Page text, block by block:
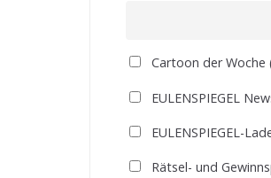
Cartoon der Woche
EULENSPIEGEL
EULENSPIEGEL-
Rätsel- und